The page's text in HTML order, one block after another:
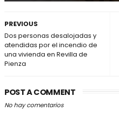
PREVIOUS
Dos personas desalojadas y
atendidas por el incendio de
una vivienda en Revilla de
Pienza
POST A COMMENT
No hay comentarios